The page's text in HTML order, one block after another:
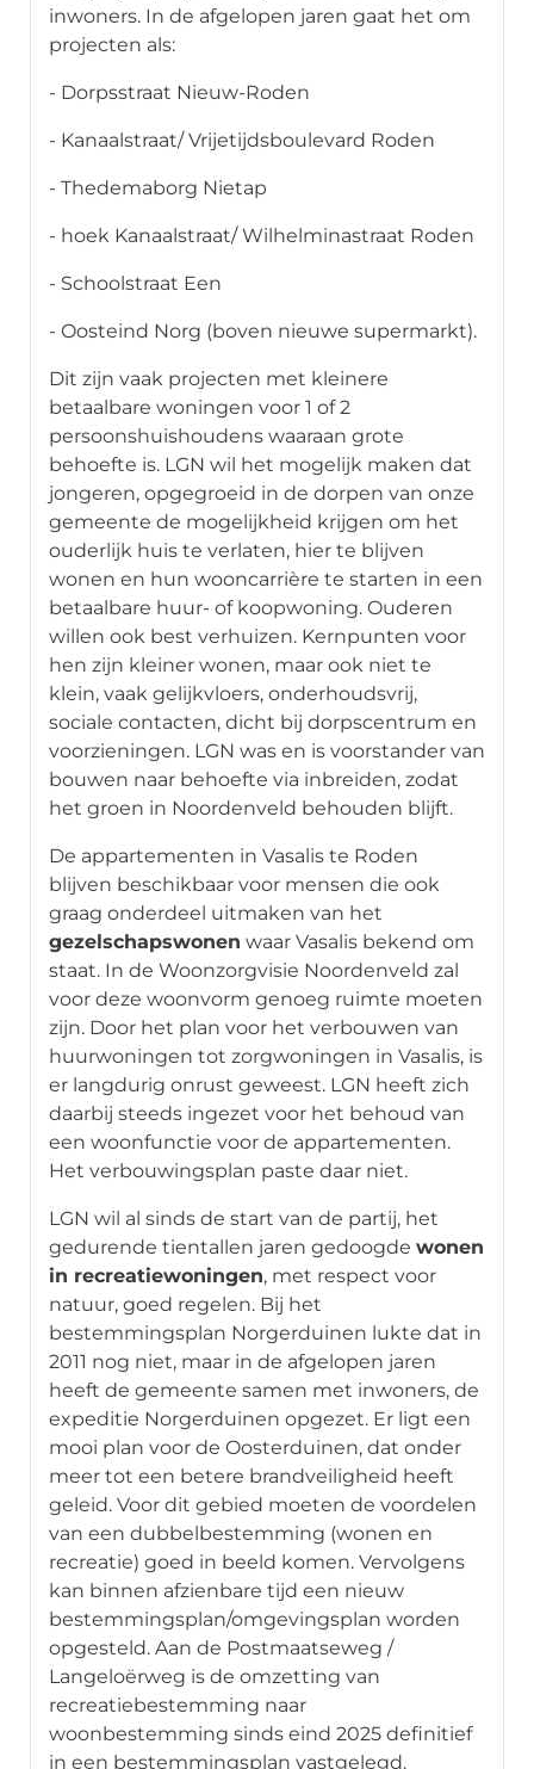
inwoners. In de afgelopen jaren gaat het om
projecten als:
- Dorpsstraat Nieuw-Roden
- Kanaalstraat/ Vrijetijdsboulevard Roden
- Thedemaborg Nietap
- hoek Kanaalstraat/ Wilhelminastraat Roden
- Schoolstraat Een
- Oosteind Norg (boven nieuwe supermarkt).
Dit zijn vaak projecten met kleinere
betaalbare woningen voor 1 of 2
persoonshuishoudens waaraan grote
behoefte is. LGN wil het mogelijk maken dat
jongeren, opgegroeid in de dorpen van onze
gemeente de mogelijkheid krijgen om het
ouderlijk huis te verlaten, hier te blijven
wonen en hun wooncarrière te starten in een
betaalbare huur- of koopwoning. Ouderen
willen ook best verhuizen. Kernpunten voor
hen zijn kleiner wonen, maar ook niet te
klein, vaak gelijkvloers, onderhoudsvrij,
sociale contacten, dicht bij dorpscentrum en
voorzieningen. LGN was en is voorstander van
bouwen naar behoefte via inbreiden, zodat
het groen in Noordenveld behouden blijft.
De appartementen in Vasalis te Roden
blijven beschikbaar voor mensen die ook
graag onderdeel uitmaken van het
gezelschapswonen waar Vasalis bekend om
staat. In de Woonzorgvisie Noordenveld zal
voor deze woonvorm genoeg ruimte moeten
zijn. Door het plan voor het verbouwen van
huurwoningen tot zorgwoningen in Vasalis, is
er langdurig onrust geweest. LGN heeft zich
daarbij steeds ingezet voor het behoud van
een woonfunctie voor de appartementen.
Het verbouwingsplan paste daar niet.
LGN wil al sinds de start van de partij, het
gedurende tientallen jaren gedoogde wonen
in recreatiewoningen, met respect voor
natuur, goed regelen. Bij het
bestemmingsplan Norgerduinen lukte dat in
2011 nog niet, maar in de afgelopen jaren
heeft de gemeente samen met inwoners, de
expeditie Norgerduinen opgezet. Er ligt een
mooi plan voor de Oosterduinen, dat onder
meer tot een betere brandveiligheid heeft
geleid. Voor dit gebied moeten de voordelen
van een dubbelbestemming (wonen en
recreatie) goed in beeld komen. Vervolgens
kan binnen afzienbare tijd een nieuw
bestemmingsplan/omgevingsplan worden
opgesteld. Aan de Postmaatseweg /
Langeloërweg is de omzetting van
recreatiebestemming naar
woonbestemming sinds eind 2025 definitief
in een bestemmingsplan vastgelegd.